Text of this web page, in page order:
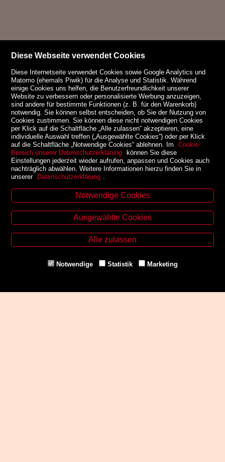
Kontakt
Zinzendorfgasse 29, A-8010 Graz
Tel. +43 316 32 79 52
Fax. +43 316 32 79 52 21
www.uni-buchladen.at
Diese Webseite verwendet Cookies
Diese Internetseite verwendet Cookies sowie Google Analytics und
Matomo (ehemals Piwik) für die Analyse und Statistik. Während
einige Cookies uns helfen, die Benutzerfreundlichkeit unserer
Website zu verbessern oder personalisierte Werbung anzuzeigen,
sind andere für bestimmte Funktionen (z. B. für den Warenkorb)
notwendig. Sie können selbst entscheiden, ob Sie der Nutzung von
Cookies zustimmen. Sie können diese nicht notwendigen Cookies
per Klick auf die Schaltfläche „Alle zulassen“ akzeptieren, eine
individuelle Auswahl treffen („Ausgewählte Cookies“) oder per Klick
auf die Schaltfläche „Notwendige Cookies“ ablehnen. Im
Cookie-
Bereich unserer Datenschutzerklärung können Sie diese
Einstellungen jederzeit wieder aufrufen, anpassen und Cookies auch
nachträglich abwählen. Weitere Informationen hierzu finden Sie in
unserer Datenschutzerklärung
Notwendige Cookies
Ausgewählte Cookies
Alle zulassen
Notwendige Statistik Marketing